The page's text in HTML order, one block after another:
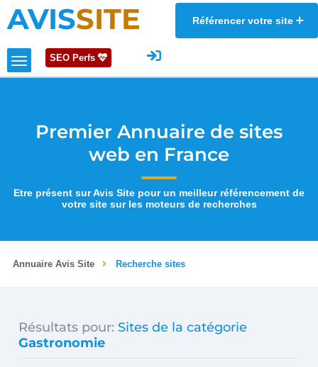
AVISSITE Référencer votre site
SEO Perfs
Premier Annuaire de sites
web en France
Etre présent sur Avis Site pour un meilleur référencement de
votre site sur les moteurs de recherches
Annuaire Avis Site Recherche sites
Résultats pour: Sites de la catégorie
Gastronomie